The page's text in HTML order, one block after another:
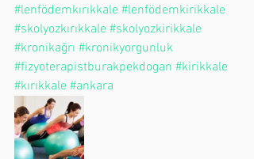
#lenfödemkırıkkale #lenfödemkirikkale
#skolyozkırıkkale #skolyozkirikkale
#kronikağrı #kronikyorgunluk
#fizyoterapistburakpekdogan #kirikkale
#kırıkkale #ankara